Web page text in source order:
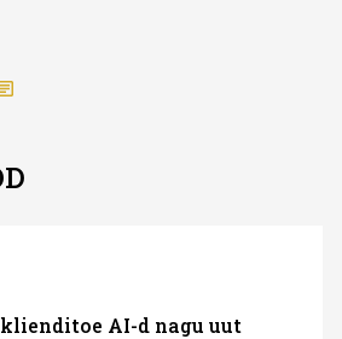
AI-d nagu uut